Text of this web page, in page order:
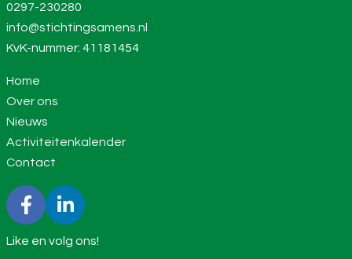
0297-230280
info@stichtingsamens.nl
KvK-nummer: 41181454
Home
Over ons
Nieuws
Activiteitenkalender
Contact
Like en volg ons!